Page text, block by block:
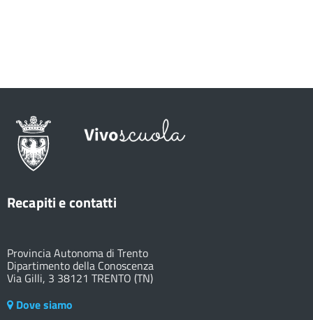
Recapiti e contatti
Provincia Autonoma di Trento
Dipartimento della Conoscenza
Via Gilli, 3 38121 TRENTO (TN)
Dove siamo